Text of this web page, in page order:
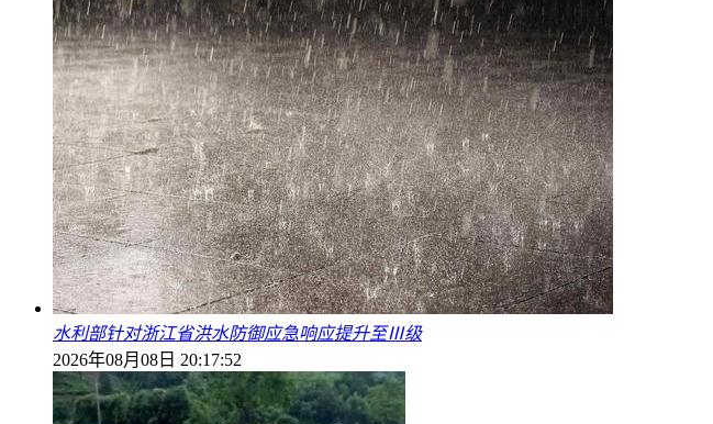
水利部针对浙江省洪水防御应急响应提升至Ⅲ级
2026年08月08日 20:17:52